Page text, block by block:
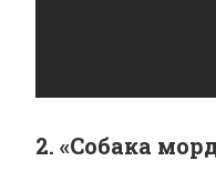
2. «Собака